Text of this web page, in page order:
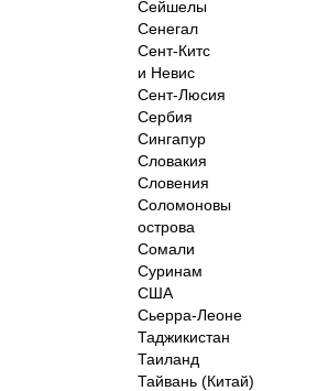
Сейшелы
Сенегал
Сент-Китс
и Невис
Сент-Люсия
Сербия
Сингапур
Словакия
Словения
Соломоновы
острова
Сомали
Суринам
США
Сьерра-Леоне
Таджикистан
Таиланд
Тайвань (Китай)